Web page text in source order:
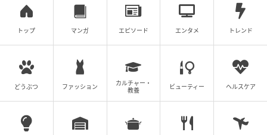
小さな「できた」がうれしい。ハビットトラッカーで続ける、わたしの習慣
づくり の画像
もちろん、できなかった日もあります。
でも、できなかった日により、できた日に目を向ける
ようになり、「今月は先月よりもできた！」と、ほん
トップ マンガ エピソード エンタメ トレンド
どうぶつ ファッション
カルチャー・
教養
ビューティー ヘルスケア